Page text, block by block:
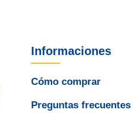
Informaciones
Cómo comprar
Preguntas frecuentes